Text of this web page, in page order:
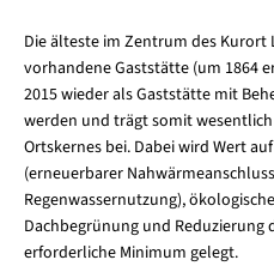
Die älteste im Zentrum des Kurort
vorhandene Gaststätte (um 1864
2015 wieder als Gaststätte mit
werden und trägt somit
Ortskernes bei. Dabei wird Wert
(erneuerbarer
Regenwassernutzung),
Dachbegrünung und Reduzierung
erforderliche Minimum gelegt.